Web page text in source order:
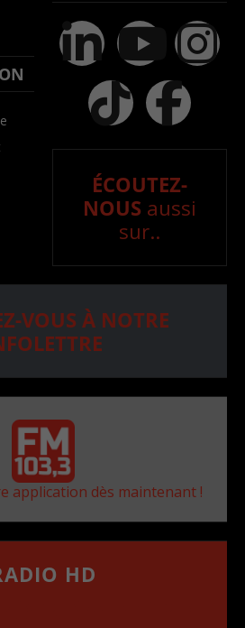
ÉCOUTEZ-
NOUS aussi
sur..
VOUS À NOTRE
application dès maintenant !
HD